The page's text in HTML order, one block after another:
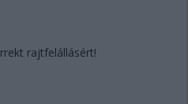
rajtfelállásért!